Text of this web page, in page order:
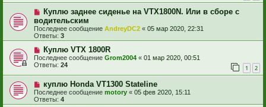
Куплю заднее сиденье на VTX1800N. Или в сборе с
водительским
Последнее сообщение AndreyDC2 « 05 мар 2020, 22:31
Ответы: 3
Куплю VTX 1800R
Последнее сообщение Grom2004 « 01 мар 2020, 00:51
Ответы: 24 1 2
куплю Honda VT1300 Stateline
Последнее сообщение motory « 05 фев 2020, 15:11
Ответы: 4